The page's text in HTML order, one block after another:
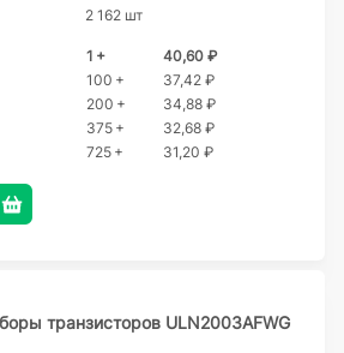
2 162 шт
1 +
40,60 ₽
100 +
37,42 ₽
200 +
34,88 ₽
375 +
32,68 ₽
725 +
31,20 ₽
транзисторов ULN2003AFWG